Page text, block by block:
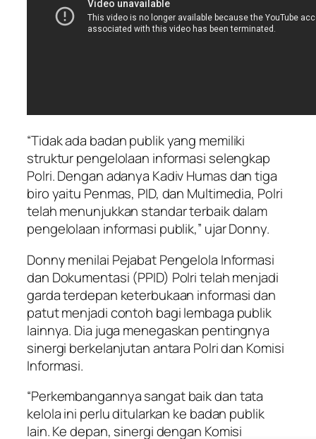
“Tidak ada badan publik yang memiliki
struktur pengelolaan informasi selengkap
Polri. Dengan adanya Kadiv Humas dan tiga
biro yaitu Penmas, PID, dan Multimedia, Polri
telah menunjukkan standar terbaik dalam
pengelolaan informasi publik,” ujar Donny.
Donny menilai Pejabat Pengelola Informasi
dan Dokumentasi (PPID) Polri telah menjadi
garda terdepan keterbukaan informasi dan
patut menjadi contoh bagi lembaga publik
lainnya. Dia juga menegaskan pentingnya
sinergi berkelanjutan antara Polri dan Komisi
Informasi.
“Perkembangannya sangat baik dan tata
kelola ini perlu ditularkan ke badan publik
lain. Ke depan, sinergi dengan Komisi